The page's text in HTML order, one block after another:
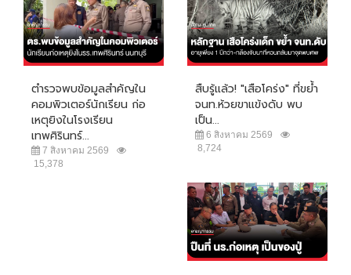
ตำรวจพบข้อมูลสำคัญใน
คอมพิวเตอร์นักเรียน ก่อ
เหตุยิงในโรงเรียน
เทพศิรินทร์...
7 สิงหาคม 2569
15,378
สืบรู้แล้ว! "เสือโคร่ง" ที่ขย้ำ
จนท.ห้วยขาแข้งดับ พบ
เป็น...
6 สิงหาคม 2569
8,724